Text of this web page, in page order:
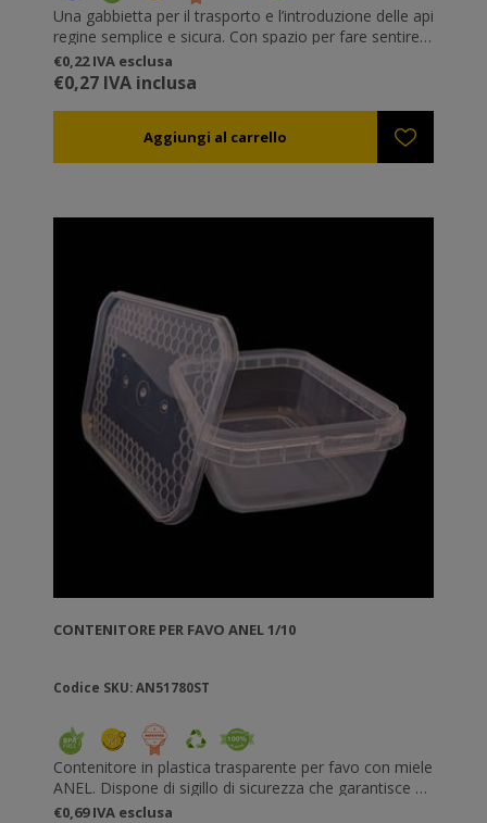
Una gabbietta per il trasporto e l’introduzione delle api
regine semplice e sicura. Con spazio per fare sentire
la regina in sicurezza e velocità di rilascio regolata. Si
incastrano una sopra all’altra per un trasporto in
appositi piedini.
€0,22 IVA esclusa
€0,27 IVA inclusa
CONTENITORE PER FAVO ANEL 1/10
Codice SKU: AN51780ST
Contenitore in plastica trasparente per favo con miele
ANEL. Dispone di sigillo di sicurezza che garantisce al
cliente la genuinità del prodotto. Può contenere 1/10
€0,69 IVA esclusa